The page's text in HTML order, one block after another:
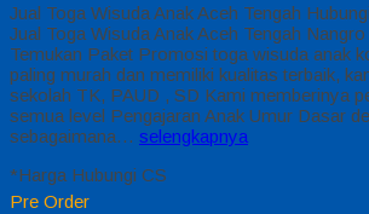
Jual Toga Wisuda Anak Aceh Tengah
Jual Toga Wisuda Anak Aceh Tengah
Temukan Paket Promosi toga wisuda anak
paling murah dan memiliki kualitas terbaik,
sekolah TK, PAUD , SD Kami memberinya
semua level Pengajaran Anak Umur Dasar
sebagaimana… selengkapnya
*Harga Hubungi CS
Pre Order